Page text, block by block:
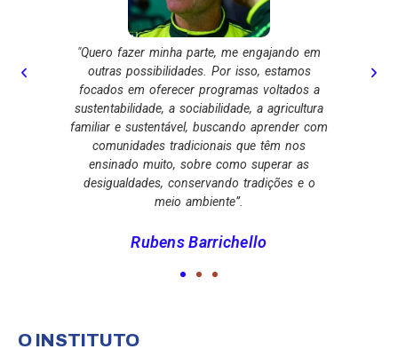
engajando em
isso, estamos
voltados a
a agricultura
aprender com
superar as
tradições e o
“Acho que devemos buscar novas soluções e
parar de fazer “o mais do mesmo”. Existem
muitas iniciativas importantes, muitas pessoas
estão tentando fazer muitas coisas em relação
ao problema da fome e desnutrição, que
atinge o Brasil e o mundo, mas ainda não
vencemos esse desafio, que é gigante”.
Rubens Barrichello
O INSTITUTO